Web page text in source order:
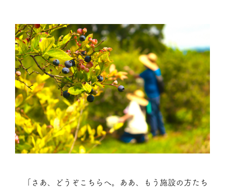
「さあ、どうぞこちらへ。ああ、もう施設の方たち